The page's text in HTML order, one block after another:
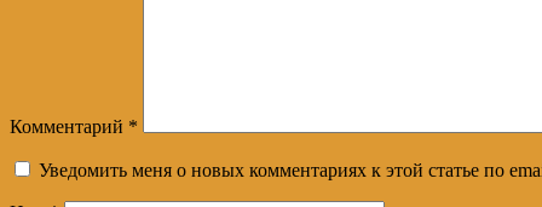
Комментарий *
Уведомить меня о новых комментариях к этой статье по